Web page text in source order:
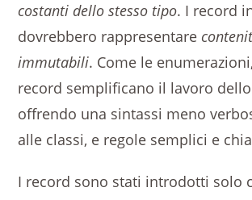
costanti dello stesso tipo. I record
dovrebbero rappresentare
immutabili. Come le
record semplificano il lavoro
offrendo una sintassi meno
alle classi, e regole semplici e
I record sono stati introdotti solo